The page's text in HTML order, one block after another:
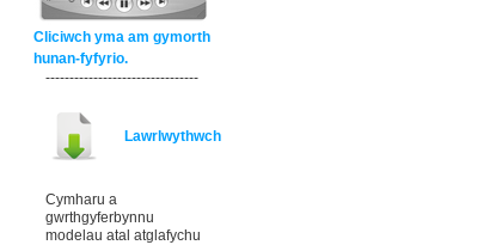
Cliciwch yma am gymorth
hunan-fyfyrio.
--------------------------------
Lawrlwythwch
Cymharu a
gwrthgyferbynnu
modelau atal atglafychu